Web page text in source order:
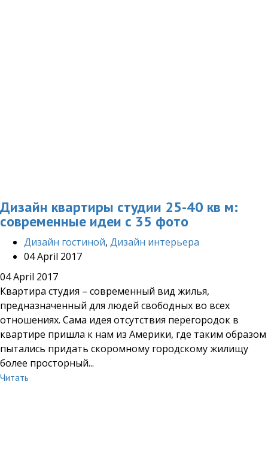
Дизайн квартиры студии 25-40 кв м:
современные идеи с 35 фото
Дизайн гостиной, Дизайн интерьера
04 April 2017
04 April 2017
Квартира студия – современный вид жилья,
предназначенный для людей свободных во всех
отношениях. Сама идея отсутствия перегородок в
квартире пришла к нам из Америки, где таким образом
пытались придать скоромному городскому жилищу
более просторный...
Читать